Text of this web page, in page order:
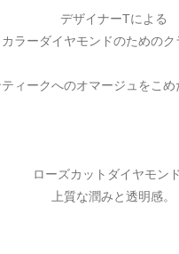
デザイナーTによる
カラーダイヤモンドのためのク
ィークへのオマージュをこめ
ローズカットダイヤモン
上質な潤みと透明感。